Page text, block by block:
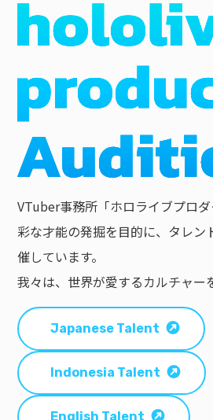
VTuber事務所「ホロライブプロ
彩な才能の発掘を目的に、タレン
催しています。
我々は、世界が愛するカルチャー
Japanese Talent
Indonesia Talent
English Talent